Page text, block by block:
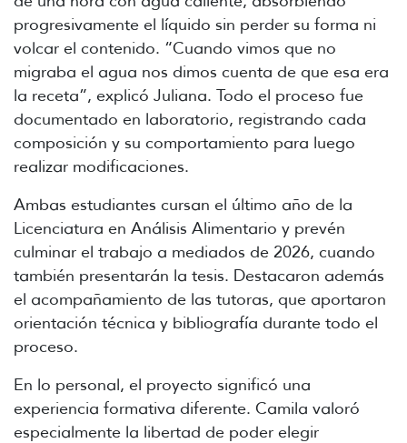
progresivamente el líquido sin perder su forma ni
volcar el contenido. “Cuando vimos que no
migraba el agua nos dimos cuenta de que esa era
la receta”, explicó Juliana. Todo el proceso fue
documentado en laboratorio, registrando cada
composición y su comportamiento para luego
realizar modificaciones.
Ambas estudiantes cursan el último año de la
Licenciatura en Análisis Alimentario y prevén
culminar el trabajo a mediados de 2026, cuando
también presentarán la tesis. Destacaron además
el acompañamiento de las tutoras, que aportaron
orientación técnica y bibliografía durante todo el
proceso.
En lo personal, el proyecto significó una
experiencia formativa diferente. Camila valoró
especialmente la libertad de poder elegir